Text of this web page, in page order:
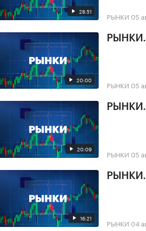
28:51 РЫНКИ 05
20:00
РЫНКИ.
РЫНКИ 05
20:09
РЫНКИ.
РЫНКИ 05
16:21
РЫНКИ.
РЫНКИ 04